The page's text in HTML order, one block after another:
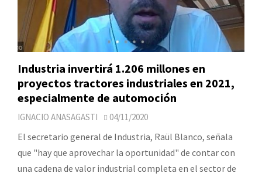
Industria invertirá 1.206 millones en
proyectos tractores industriales en 2021,
especialmente de automoción
IGNACIO ANASAGASTI 04/11/2020
El secretario general de Industria, Raül Blanco, señala
que "hay que aprovechar la oportunidad" de contar con
una cadena de valor industrial completa en el sector de